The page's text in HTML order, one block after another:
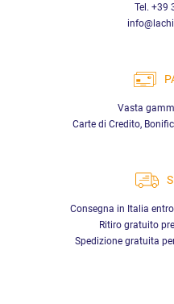
Tel. +39
Vasta
Carte di Credito,
Consegna in Italia
Ritiro gratuito
Spedizione gratuita